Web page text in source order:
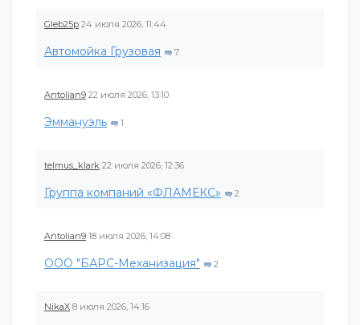
Gleb25p 24 июля 2026, 11:44
Автомойка Грузовая 7
Antolian9 22 июля 2026, 13:10
Эммануэль 1
telmus_klark 22 июля 2026, 12:36
Группа компаний «ФЛАМЕКС» 2
Antolian9 18 июля 2026, 14:08
ООО "БАРС-Механизация" 2
NikaX 8 июля 2026, 14:16